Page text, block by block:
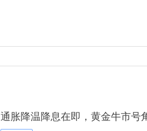
通胀降温降息在即，黄金牛市号